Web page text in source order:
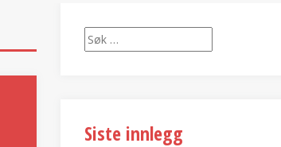
Søk
etter:
Siste innlegg